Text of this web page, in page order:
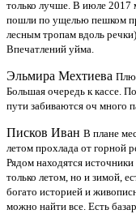
только лучше. В июле 2017
пошли по ущелью пешком
лесным тропам вдоль
Впечатлений уйма.
Эльмира Мехтиева
Большая очередь к кассе.
пути забиваются оч много
Писков Иван В плане
летом прохлада от горной
Рядом находятся
только летом, но и зимой,
богато историей и
можно найти все. Есть